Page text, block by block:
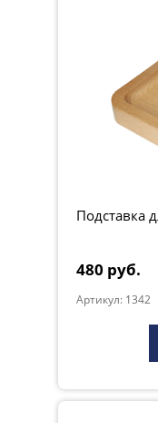
Подставка
480 руб.
Артикул: 1342